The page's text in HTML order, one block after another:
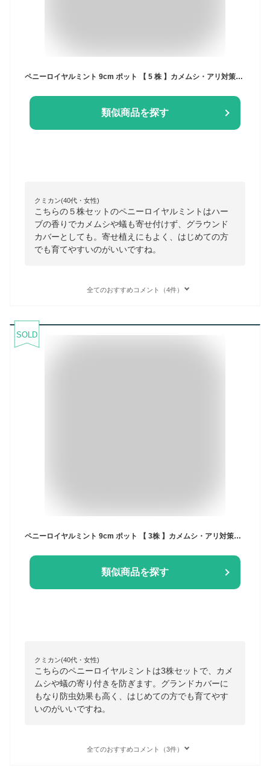
ペニーロイヤルミント 9cm ポット 【 5 株 】カメムシ・アリ対策に ! ハーブ ミント グランドカバー グラウンドカバー 防虫 寄せ植え コンパニオンプランツ
類似商品を探す
クミカン(40代・女性)
こちらの５株セットのペニーロイヤルミントはハー
ブの香りでカメムシや蟻も寄せ付けず、グラウンド
カバーとしても。寄せ植えにもよく、はじめての方
でも育てやすいのがいいですね。
全てのおすすめコメント（4件）
SOLD
ペニーロイヤルミント 9cm ポット 【 3株 】カメムシ・アリ対策に ! ハーブ ミント グランドカバー グラウンドカバー 防虫 寄せ植え コンパニオンプランツ
類似商品を探す
クミカン(40代・女性)
こちらのペニーロイヤルミントは3株セットで、カメ
ムシや蟻の寄り付きを防ぎます。グランドカバーに
もなり防虫効果も高く、はじめての方でも育てやす
いのがいいですね。
全てのおすすめコメント（3件）